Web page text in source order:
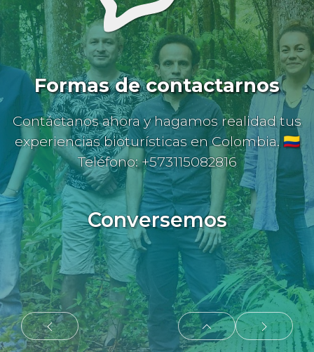
Formas de contactarnos
Contáctanos ahora y hagamos realidad tus
experiencias bioturísticas en Colombia. 🇨🇴
Teléfono: +573115082816
Conversemos